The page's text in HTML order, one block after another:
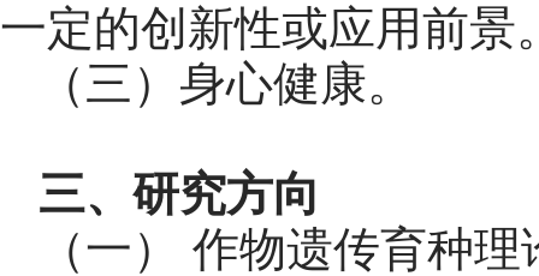
一定的创新性或应用前景
（三）身心健康。
三、研究方向
（一） 作物遗传育种